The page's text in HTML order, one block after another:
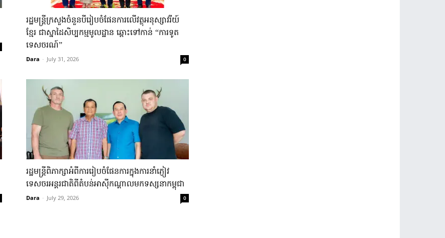
រដ្ឋមន្រ្តី​ក្រសួង​ចំនួន​បី​រៀបចំផែនការ​លើ​វត្ថុអនុស្សាវរីយ៍
ខ្មែរ ​ជាស្នាដៃ​សិប្បកម្ម​មូលដ្ឋាន ​ឆ្ពោះ​ទៅ​កាន់ “ការទូត
ទេសចរណ៍”
Dara - July 31, 2026 0
រដ្ឋ​មន្រ្តីពិភាក្សា​អំពីការរៀប​ចំផែនការ​ក្នុង​ការ​នាំភ្ញៀវ
ទេសចរ​អន្តរជាតិ​ពី​តំបន់អាស៊ី​កណ្តាល​មក​ទស្សនា​កម្ពុជា​
Dara - July 29, 2026 0